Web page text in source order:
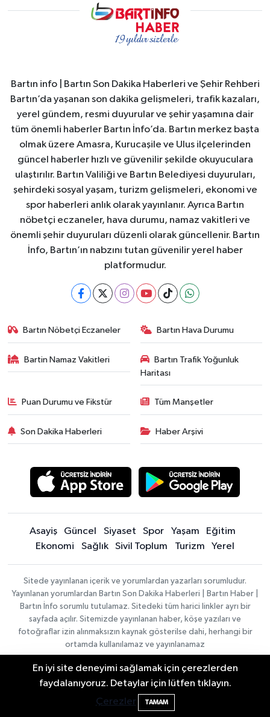
Bartın info | Bartın Son Dakika Haberleri ve Şehir Rehberi
Bartın’da yaşanan son dakika gelişmeleri, trafik kazaları,
yerel gündem, resmi duyurular ve şehir yaşamına dair
tüm önemli haberler Bartın İnfo’da. Bartın merkez başta
olmak üzere Amasra, Kurucaşile ve Ulus ilçelerinden
güncel haberler hızlı ve güvenilir şekilde okuyuculara
ulaştırılır. Bartın Valiliği ve Bartın Belediyesi duyuruları,
şehirdeki sosyal yaşam, turizm gelişmeleri, ekonomi ve
spor haberleri anlık olarak yayınlanır. Ayrıca Bartın
nöbetçi eczaneler, hava durumu, namaz vakitleri ve
önemli şehir duyuruları düzenli olarak güncellenir. Bartın
İnfo, Bartın’ın nabzını tutan güvenilir yerel haber
platformudur.
Bartın Nöbetçi Eczaneler Bartın Hava Durumu
Bartin Namaz Vakitleri
Bartın Trafik Yoğunluk
Haritası
Puan Durumu ve Fikstür Tüm Manşetler
Son Dakika Haberleri Haber Arşivi
Asayiş Güncel Siyaset Spor Yaşam
Eğitim
Ekonomi
Sağlık Sivil Toplum Turizm Yerel
Sitede yayınlanan içerik ve yorumlardan yazarları sorumludur.
Yayınlanan yorumlardan Bartın Son Dakika Haberleri | Bartın Haber |
Bartın İnfo sorumlu tutulamaz. Sitedeki tüm harici linkler ayrı bir
sayfada açılır. Sitemizde yayınlanan haber, köşe yazıları ve
fotoğraflar izin alınmaksızın kaynak gösterilse dahi, herhangi bir
ortamda kullanılamaz ve yayınlanamaz
Sağlık Spor
Güncel
Yaşam Turizm
Künye
Bartın Medya
Yazılımı:
En iyi site deneyimi sağlamak için çerezlerden
faydalanıyoruz. Detaylar için lütfen tıklayın.
Çerezler
TAMAM
2 Buzağı Hediyeli Bal Festivalinde Hande
Ünsal Sahne Alacak